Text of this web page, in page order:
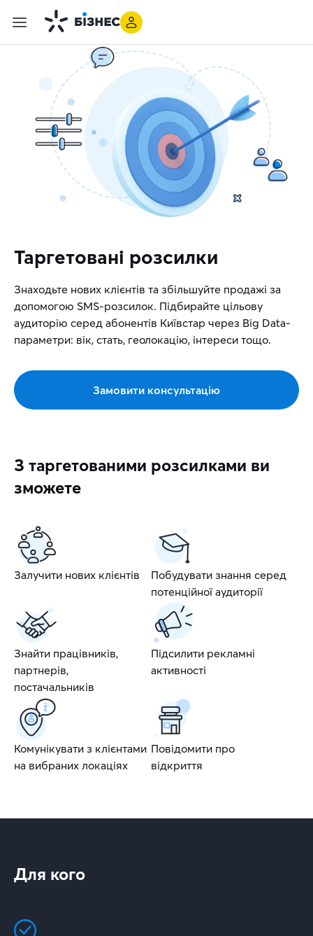
Таргетовані розсилки
Знаходьте нових клієнтів та збільшуйте продажі за
допомогою SMS-розсилок. Підбирайте цільову
аудиторію серед абонентів Київстар через Big Data-
параметри: вік, стать, геолокацію, інтереси тощо.
Замовити консультацію
З таргетованими розсилками ви
зможете
Залучити нових клієнтів
Побудувати знання серед
потенційної аудиторії
Знайти працівників,
партнерів,
постачальників
Підсилити рекламні
активності
Комунікувати з клієнтами
на вибраних локаціях
Повідомити про
відкриття
Для кого